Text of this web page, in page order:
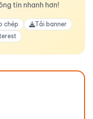
tin nhanh hơn!
chép
Tải banner